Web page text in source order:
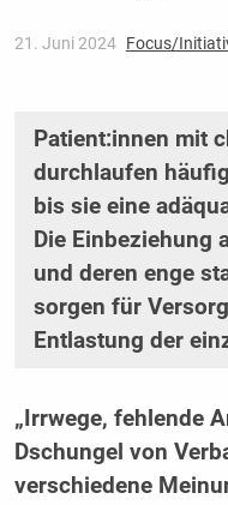
21. Juni 2024 Focus/
Patient:innen mit
durchlaufen
bis sie eine
Die Einbeziehung
und deren enge
sorgen für
Entlastung der
„Irrwege, fehlende
Dschungel von
verschiedene